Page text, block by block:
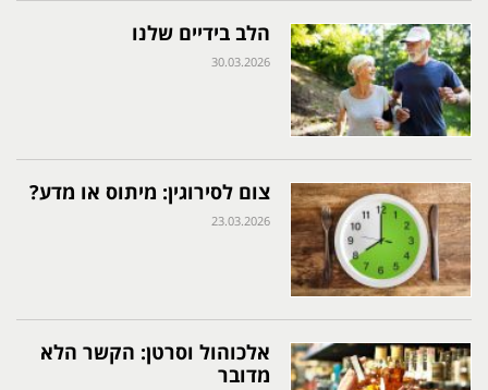
הלב בידיים שלנו
30.03.2026
צום לסירוגין: מיתוס או מדע?
23.03.2026
אלכוהול וסרטן: הקשר הלא
מדובר